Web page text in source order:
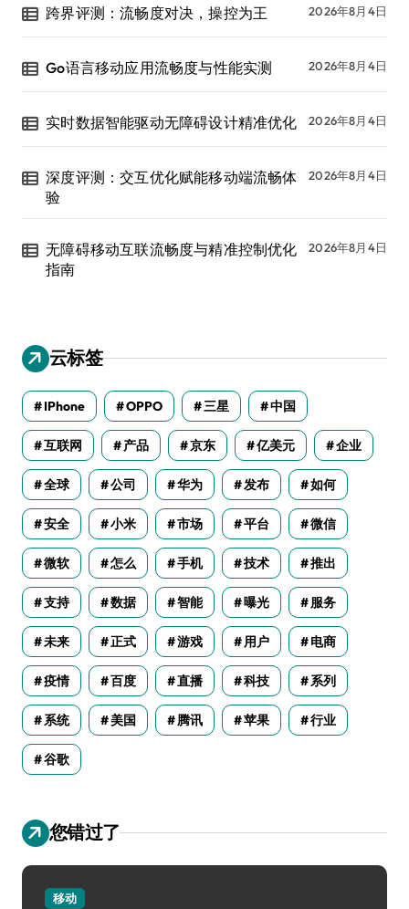
跨界评测：流畅度对决，操控为王 2026年8月4日
Go语言移动应用流畅度与性能实测 2026年8月4日
实时数据智能驱动无障碍设计精准优化 2026年8月4日
深度评测：交互优化赋能移动端流畅体
验
2026年8月4日
无障碍移动互联流畅度与精准控制优化
指南
2026年8月4日
云标签
IPhone OPPO 三星 中国
互联网 产品 京东 亿美元 企业
全球 公司 华为 发布 如何
安全 小米 市场 平台 微信
微软 怎么 手机 技术 推出
支持 数据 智能 曝光 服务
未来 正式 游戏 用户 电商
疫情 百度 直播 科技 系列
系统 美国 腾讯 苹果 行业
谷歌
您错过了
移动